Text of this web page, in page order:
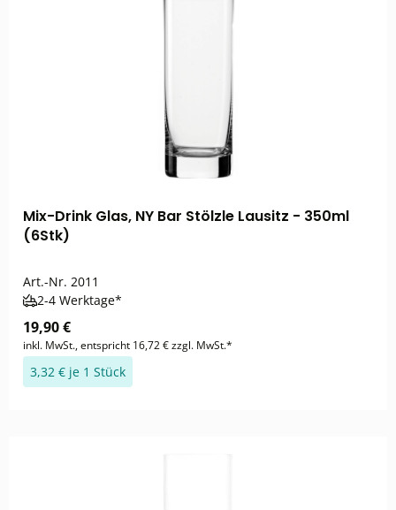
Mix-Drink Glas, NY Bar Stölzle Lausitz - 350ml
(6Stk)
Art.-Nr. 2011
2-4 Werktage*
19,90 €
inkl. MwSt., entspricht 16,72 € zzgl. MwSt.*
3,32 € je 1 Stück